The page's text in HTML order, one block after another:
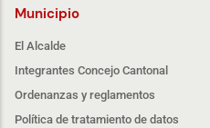
Municipio
El Alcalde
Integrantes Concejo Cantonal
Ordenanzas y reglamentos
Política de tratamiento de datos